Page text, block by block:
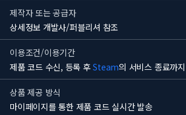
제작자 또는 공급자
상세정보 개발사/퍼블리셔 참조
이용조건/이용기간
제품 코드 수신, 등록 후Steam의 서비스 종료까지
상품 제공 방식
마이페이지를 통한 제품 코드 실시간 발송